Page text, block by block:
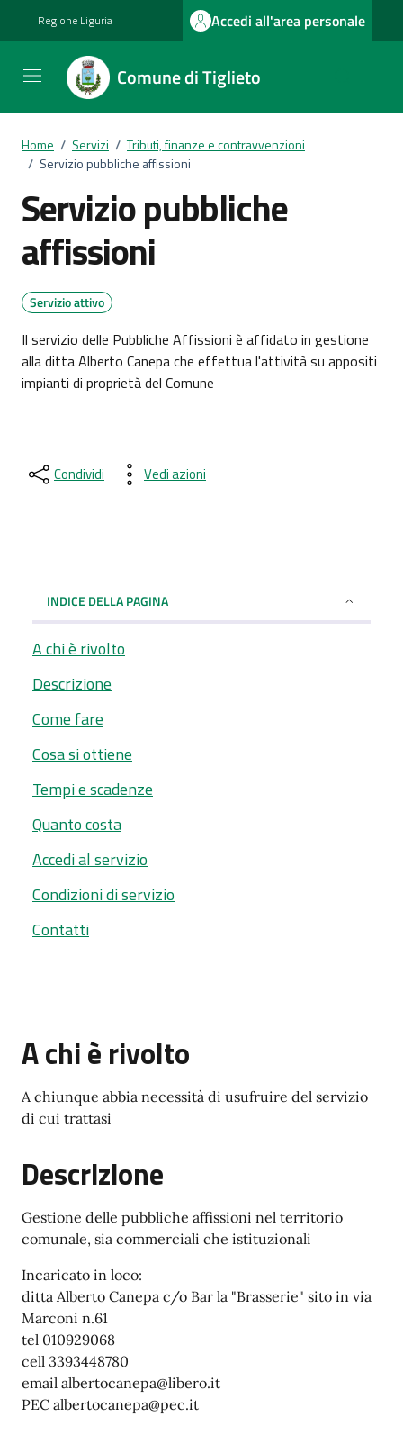
Regione Liguria Accedi all'area personale
Comune di Tiglieto
Home / Servizi / Tributi, finanze e contravvenzioni
/ Servizio pubbliche affissioni
Servizio pubbliche
affissioni
Servizio attivo
Il servizio delle Pubbliche Affissioni è affidato in gestione
alla ditta Alberto Canepa che effettua l'attività su appositi
impianti di proprietà del Comune
Condividi Vedi azioni
INDICE DELLA PAGINA
A chi è rivolto
Descrizione
Come fare
Cosa si ottiene
Tempi e scadenze
Quanto costa
Accedi al servizio
Condizioni di servizio
Contatti
A chi è rivolto
A chiunque abbia necessità di usufruire del servizio
di cui trattasi
Descrizione
Gestione delle pubbliche affissioni nel territorio
comunale, sia commerciali che istituzionali
Incaricato in loco:
ditta Alberto Canepa c/o Bar la "Brasserie" sito in via
Marconi n.61
tel 010929068
cell 3393448780
email albertocanepa@libero.it
PEC albertocanepa@pec.it